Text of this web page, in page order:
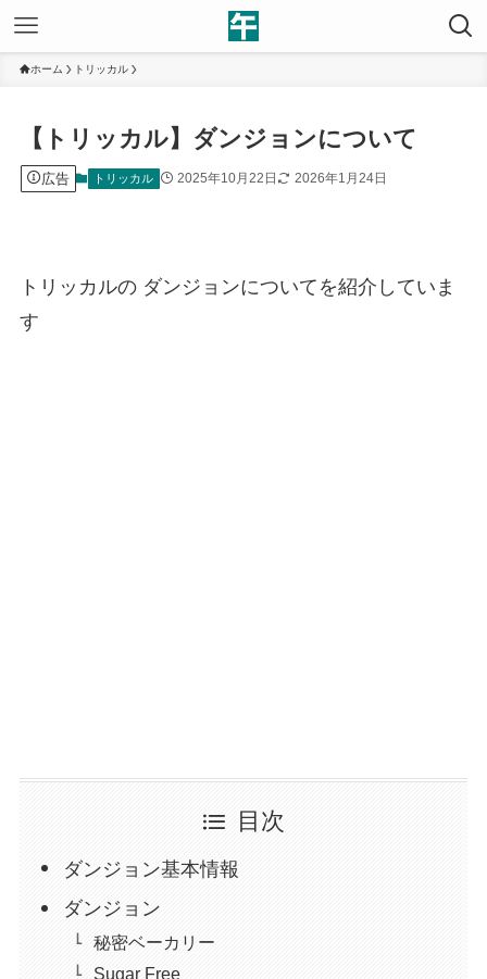
ホーム トリッカル
【トリッカル】ダンジョンについて
広告 トリッカル 2025年10月22日 2026年1月24日
トリッカルの ダンジョンについてを紹介していま
す
目次
ダンジョン基本情報
ダンジョン
秘密ベーカリー
Sugar Free